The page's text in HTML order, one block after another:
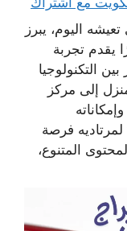
اليوم، يبرز
يقدم تجربة
التكنولوجيا
إلى مركز
فرصة
المتنوع،